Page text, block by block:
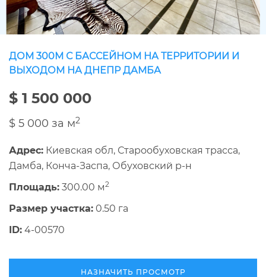
ДОМ 300М С БАССЕЙНОМ НА ТЕРРИТОРИИ И
ВЫХОДОМ НА ДНЕПР ДАМБА
$ 1 500 000
$ 5 000 за м2
Адрес: Киевская обл, Старообуховская трасса,
Дамба, Конча-Заспа, Обуховский р-н
Площадь: 300.00 м2
Размер участка: 0.50 га
ID: 4-00570
НАЗНАЧИТЬ ПРОСМОТР